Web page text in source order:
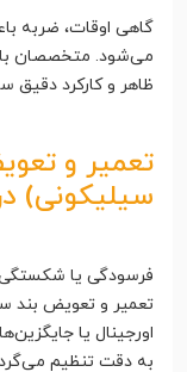
گاهی اوقات، ضربه
می‌شود. متخصصان
ظاهر و کارکرد دقیق
تعمیر و
سیلیکونی)
فرسودگی یا شکستگی
تعمیر و تعویض بند
اورجینال یا
به دقت تنظیم